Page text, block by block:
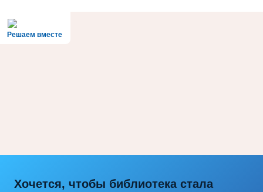
Решаем вместе
Хочется, чтобы библиотека стала